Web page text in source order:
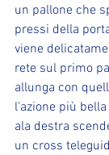
un pallone che
pressi della
viene
rete sul primo
allunga con
l'azione più
ala destra
un cross